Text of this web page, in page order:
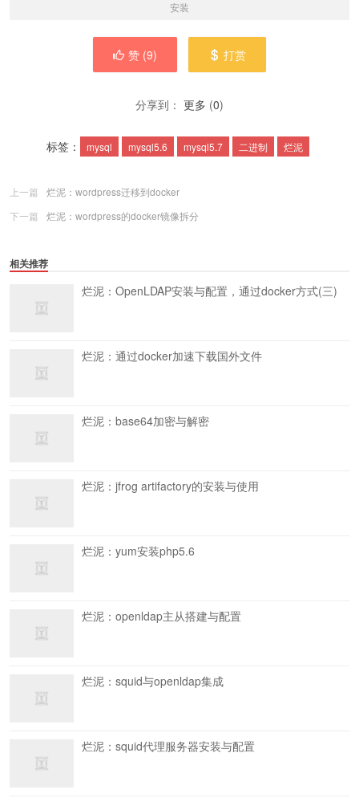
安装
赞 (9) 打赏
分享到： 更多 (0)
标签： mysql mysql5.6 mysql5.7 二进制 烂泥
上一篇
烂泥：wordpress迁移到docker
下一篇
烂泥：wordpress的docker镜像拆分
相关推荐
烂泥：OpenLDAP安装与配置，通过docker方式(三)
烂泥：通过docker加速下载国外文件
烂泥：base64加密与解密
烂泥：jfrog artifactory的安装与使用
烂泥：yum安装php5.6
烂泥：openldap主从搭建与配置
烂泥：squid与openldap集成
烂泥：squid代理服务器安装与配置